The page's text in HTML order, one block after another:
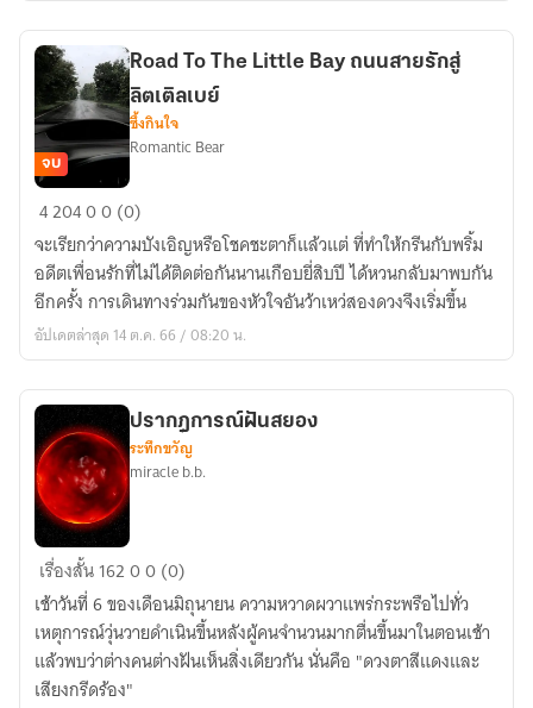
Road
The
Little
Bay
ถนน
รัก
สู่
ลิต
เติลเบย์
จบ
Road To The Little Bay ถนนสายรักสู่
ลิตเติลเบย์
ซึ้งกินใจ
Romantic Bear
420400 (0)
จะเรียกว่าความบังเอิญหรือโชคชะตาก็แล้วแต่ ที่ทำให้กรีนกับพริ้ม
อดีตเพื่อนรักที่ไม่ได้ติดต่อกันนานเกือบยี่สิบปี ได้หวนกลับมาพบกัน
อีกครั้ง การเดินทางร่วมกันของหัวใจอันว้าเหว่สองดวงจึงเริ่มขึ้น
อัปเดตล่าสุด 14 ต.ค. 66 / 08:20 น.
ปราก
ฎ
การณ์
ฝัน
สยอง
ปรากฎการณ์ฝันสยอง
ระทึกขวัญ
miracle b.b.
เรื่องสั้น16200 (0)
เช้าวันที่ 6 ของเดือนมิถุนายน ความหวาดผวาแพร่กระพรือไปทั่ว
เหตุการณ์วุ่นวายดำเนินขึ้นหลังผู้คนจำนวนมากตื่นขึ้นมาในตอนเช้า
แล้วพบว่าต่างคนต่างฝันเห็นสิ่งเดียวกัน นั่นคือ "ดวงตาสีแดงและ
เสียงกรีดร้อง"